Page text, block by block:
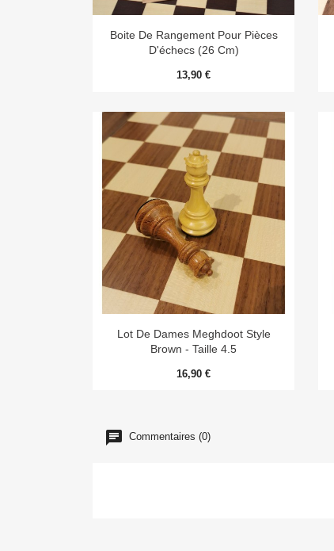
Aperçu rapide
Boite De Rangement Pour Pièces
D'échecs (26 Cm)
13,90 €
Aperçu rapide
Lot De Dames Meghdoot Style
Brown - Taille 4.5
16,90 €
Commentaires (0)